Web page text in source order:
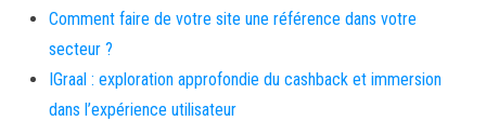
Comment faire de votre site une référence dans votre
secteur ?
IGraal : exploration approfondie du cashback et immersion
dans l’expérience utilisateur